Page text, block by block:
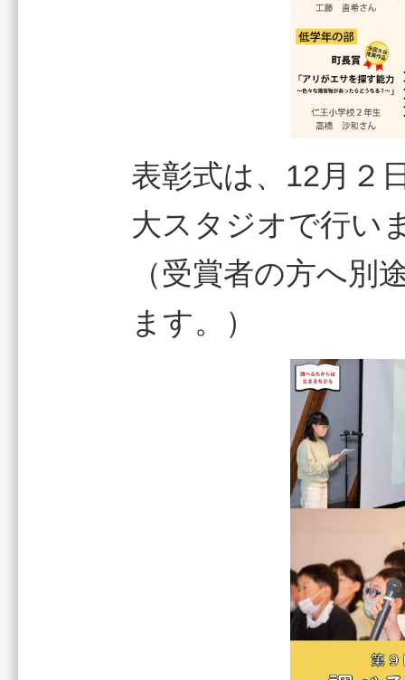
表彰式は、12月２
大スタジオで行い
（受賞者の方へ別
ます。）